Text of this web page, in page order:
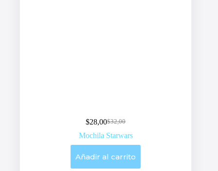
$32,00
Original
price
was:
$28,00Current
price
is:
Mochila Starwars
Añadir al carrito